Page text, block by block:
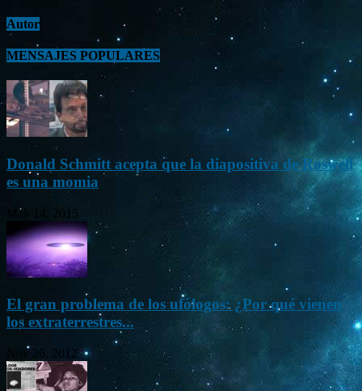
Autor
MENSAJES POPULARES
Donald Schmitt acepta que la diapositiva de Roswell
es una momia
May 14, 2015
El gran problema de los ufólogos: ¿Por qué vienen
los extraterrestres...
Nov 26, 2012